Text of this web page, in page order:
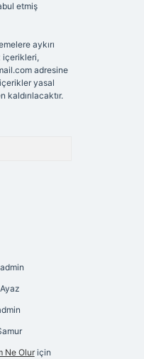
etmiş
aykırı
içerikleri,
adresine
yasal
admin
Ayaz
Ne Oluriçin